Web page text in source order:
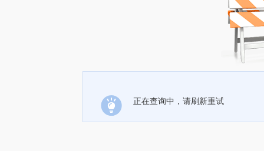
正在查询中，请刷新重试